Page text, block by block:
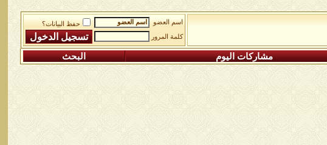
اسم العضو
حفظ البيانات؟
كلمة المرور
مشاركات اليوم البحث